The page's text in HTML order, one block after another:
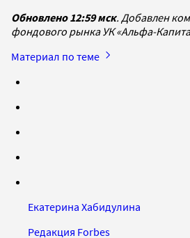
Обновлено 12:59 мск. Добавлен
фондового рынка УК «Альфа-
Материал по теме
Екатерина Хабидулина
Редакция Forbes